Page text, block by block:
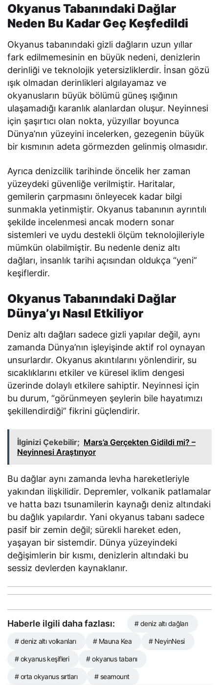
Okyanus Tabanındaki Dağlar
Neden Bu Kadar Geç Keşfedildi
Okyanus tabanındaki gizli dağların uzun yıllar
fark edilmemesinin en büyük nedeni, denizlerin
derinliği ve teknolojik yetersizliklerdir. İnsan gözü
ışık olmadan derinlikleri algılayamaz ve
okyanusların büyük bölümü güneş ışığının
ulaşamadığı karanlık alanlardan oluşur. Neyinnesi
için şaşırtıcı olan nokta, yüzyıllar boyunca
Dünya’nın yüzeyini incelerken, gezegenin büyük
bir kısmının adeta görmezden gelinmiş olmasıdır.
Ayrıca denizcilik tarihinde öncelik her zaman
yüzeydeki güvenliğe verilmiştir. Haritalar,
gemilerin çarpmasını önleyecek kadar bilgi
sunmakla yetinmiştir. Okyanus tabanının ayrıntılı
şekilde incelenmesi ancak modern sonar
sistemleri ve uydu destekli ölçüm teknolojileriyle
mümkün olabilmiştir. Bu nedenle deniz altı
dağları, insanlık tarihi açısından oldukça “yeni”
keşiflerdir.
Okyanus Tabanındaki Dağlar
Dünya’yı Nasıl Etkiliyor
Deniz altı dağları sadece gizli yapılar değil, aynı
zamanda Dünya’nın işleyişinde aktif rol oynayan
unsurlardır. Okyanus akıntılarını yönlendirir, su
sıcaklıklarını etkiler ve küresel iklim dengesi
üzerinde dolaylı etkilere sahiptir. Neyinnesi için
bu durum, “görünmeyen şeylerin bile hayatımızı
şekillendirdiği” fikrini güçlendirir.
İlginizi Çekebilir; Mars’a Gerçekten Gidildi mi? –
Neyinnesi Araştırıyor
Bu dağlar aynı zamanda levha hareketleriyle
yakından ilişkilidir. Depremler, volkanik patlamalar
ve hatta bazı tsunamilerin kaynağı deniz altındaki
bu dağlık yapılardır. Yani okyanus tabanı sadece
pasif bir zemin değil; sürekli hareket eden,
yaşayan bir sistemdir. Dünya yüzeyindeki
değişimlerin bir kısmı, denizlerin altındaki bu
sessiz devlerden kaynaklanır.
Haberle ilgili daha fazlası: # deniz altı dağları
# deniz altı volkanları # Mauna Kea # NeyinNesi
# okyanus keşifleri # okyanus tabanı
# orta okyanus sırtları # seamount